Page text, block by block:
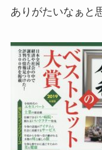
ありがたいなぁと